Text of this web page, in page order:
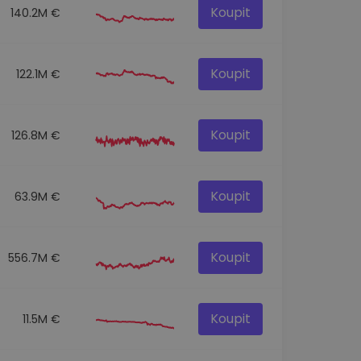
140.2M € Koupit
122.1M € Koupit
126.8M € Koupit
63.9M € Koupit
556.7M € Koupit
11.5M € Koupit